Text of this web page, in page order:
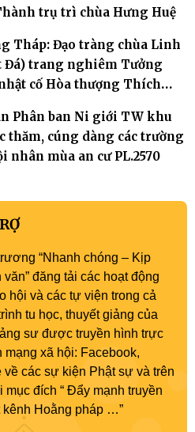
trụ trì chùa Hưng Huệ
Tháp: Đạo tràng chùa Linh
Đá) trang nghiêm Tưởng
cố Hòa thượng Thích
Phân ban Ni giới TW khu
thăm, cúng dàng các trường
nhân mùa an cư PL.2570
“Nhanh chóng – Kịp
đăng tải các hoạt động
hội và các tự viện trong cả
tu học, thuyết giảng của
sư được truyền hình trực
mạng xã hội: Facebook,
các sự kiện Phật sự và trên
đích “ Đẩy mạnh truyền
Hoằng pháp …”